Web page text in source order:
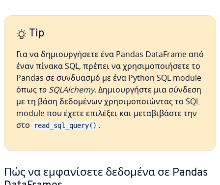
Tip
Για να δημιουργήσετε ένα Pandas DataFrame από
έναν πίνακα SQL, πρέπει να χρησιμοποιήσετε το
Pandas σε συνδυασμό με ένα Python SQL module
όπωςτο SQLAlchemy. Δημιουργήστε μια σύνδεση
με τη βάση δεδομένων χρησιμοποιώντας το SQL
module που έχετε επιλέξει και μεταβιβάστε την
στο
read_sql_query() .
Πώς να εμφανίσετε δεδομένα σε Pandas